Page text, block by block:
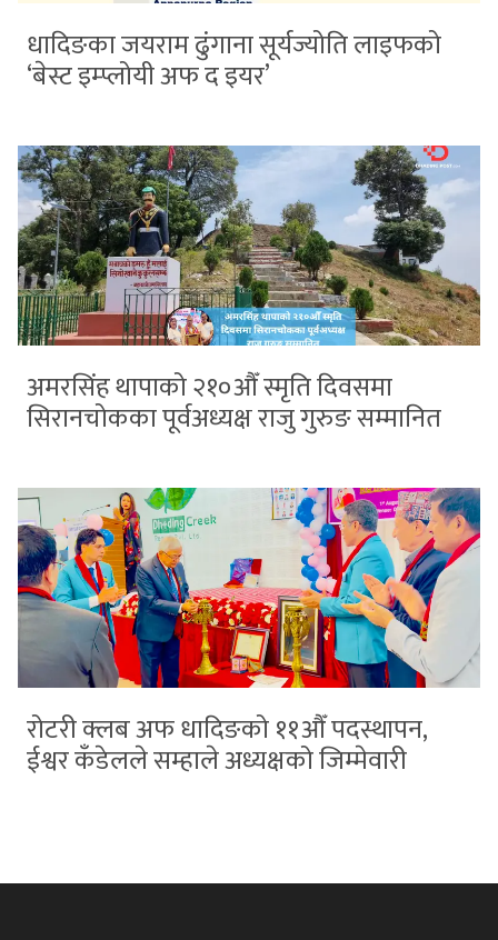
धादिङका जयराम ढुंगाना सूर्यज्योति लाइफको
‘बेस्ट इम्प्लोयी अफ द इयर’
अमरसिंह थापाको २१०औँ स्मृति दिवसमा
सिरानचोकका पूर्वअध्यक्ष राजु गुरुङ सम्मानित
रोटरी क्लब अफ धादिङको ११औँ पदस्थापन,
ईश्वर कँडेलले सम्हाले अध्यक्षको जिम्मेवारी